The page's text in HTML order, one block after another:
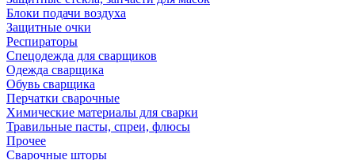
Блоки подачи воздуха
Защитные очки
Респираторы
Спецодежда для сварщиков
Одежда сварщика
Обувь сварщика
Перчатки сварочные
Химические материалы для сварки
Травильные пасты, спреи, флюсы
Прочее
Сварочные шторы